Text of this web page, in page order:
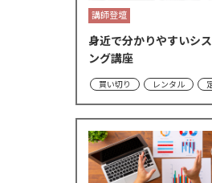
講師登壇
身近で分かりやすいシ
ング講座
買い切り レンタル